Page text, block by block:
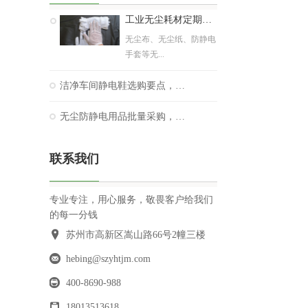
无尘布、无尘纸、防静电
手套等无...
联系我们
专业专注，用心服务，敬畏客户给我们
的每一分钱
苏州市高新区嵩山路66号2幢三楼
hebing@szyhtjm.com
400-8690-988